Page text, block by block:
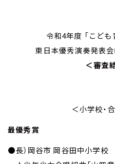
令和4年度 「こども
東日本優秀演奏発表会
＜審査
＜小学校・
最優秀賞
●長）岡谷市 岡谷田中小学校